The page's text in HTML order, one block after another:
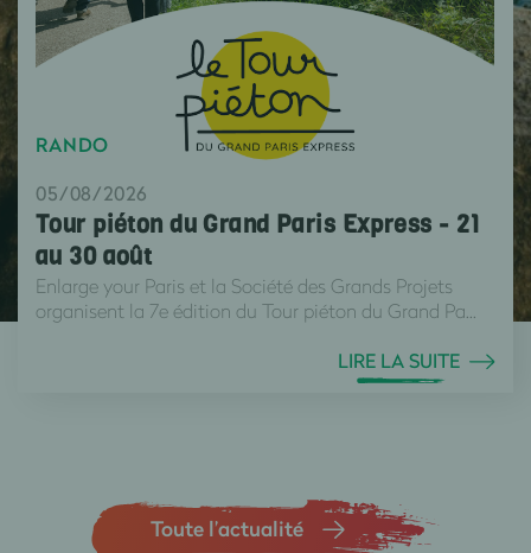
RANDO
05/08/2026
Tour piéton du Grand Paris Express - 21
au 30 août
Enlarge your Paris et la Société des Grands Projets
organisent la 7e édition du Tour piéton du Grand Pa...
LIRE LA SUITE
Toute l’actualité